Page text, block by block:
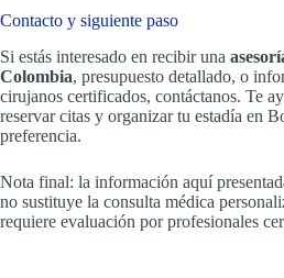
Contacto y siguiente paso
Si estás interesado en recibir una
Colombia, presupuesto detallado, o
cirujanos certificados, contáctanos. Te
reservar citas y organizar tu estadía en
preferencia.
Nota final: la información aquí
no sustituye la consulta médica
requiere evaluación por profesionales